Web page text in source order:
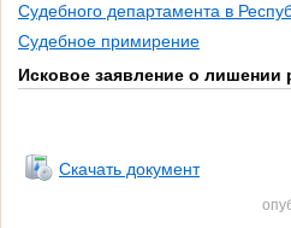
Судебного департамента в
Судебное примирение
Исковое заявление о лишении
Скачать документ